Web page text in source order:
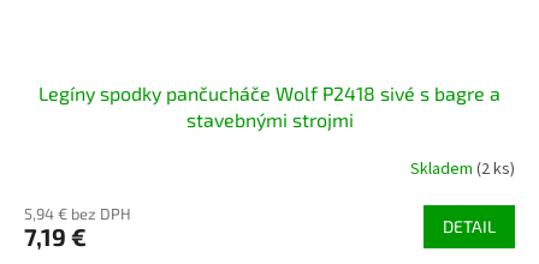
Legíny spodky pančucháče Wolf P2418 sivé s bagre a
stavebnými strojmi
Skladem (2 ks)
5,94 € bez DPH
7,19 € DETAIL